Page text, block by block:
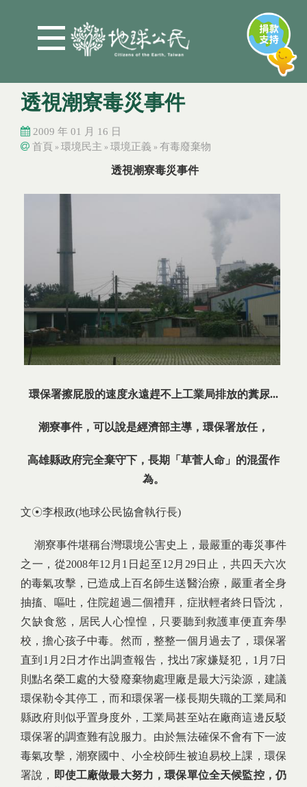
透視潮寮毒災事件
2009 年 01 月 16 日
首頁 » 環境民主 » 環境正義 » 有毒廢棄物
透視潮寮毒災事件
環保署擦屁股的速度永遠趕不上工業局排放的糞尿...
潮寮事件，可以說是經濟部主導，環保署放任，
高雄縣政府完全棄守下，長期「草菅人命」的混蛋作
為。
文☉李根政(地球公民協會執行長)
潮寮事件堪稱台灣環境公害史上，最嚴重的毒災事件
之一，從2008年12月1日起至12月29日止，共四天六次
的毒氣攻擊，已造成上百名師生送醫治療，嚴重者全身
抽搐、嘔吐，住院超過二個禮拜，症狀輕者終日昏沈，
欠缺食慾，居民人心惶惶，只要聽到救護車便直奔學
校，擔心孩子中毒。然而，整整一個月過去了，環保署
直到1月2日才作出調查報告，找出7家嫌疑犯，1月7日
則點名榮工處的大發廢棄物處理廠是最大污染源，建議
環保勒令其停工，而和環保署一樣長期失職的工業局和
縣政府則似乎置身度外，工業局甚至站在廠商這邊反駁
環保署的調查難有說服力。由於無法確保不會有下一波
毒氣攻擊，潮寮國中、小全校師生被迫易校上課，環保
署說，
即使工廠做最大努力，環保單位全天候監控，仍